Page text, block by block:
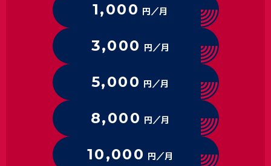
1,000 円／月
3,000 円／月
5,000 円／月
8,000 円／月
10,000 円／月